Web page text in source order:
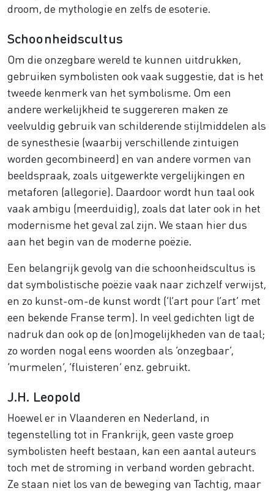
droom, de mythologie en zelfs de esoterie.
Schoonheidscultus
Om die onzegbare wereld te kunnen uitdrukken,
gebruiken symbolisten ook vaak suggestie, dat is het
tweede kenmerk van het symbolisme. Om een
andere werkelijkheid te suggereren maken ze
veelvuldig gebruik van schilderende stijlmiddelen als
de synesthesie (waarbij verschillende zintuigen
worden gecombineerd) en van andere vormen van
beeldspraak, zoals uitgewerkte vergelijkingen en
metaforen (allegorie). Daardoor wordt hun taal ook
vaak ambigu (meerduidig), zoals dat later ook in het
modernisme het geval zal zijn. We staan hier dus
aan het begin van de moderne poëzie.
Een belangrijk gevolg van die schoonheidscultus is
dat symbolistische poëzie vaak naar zichzelf verwijst,
en zo kunst-om-de kunst wordt (‘l’art pour l’art’ met
een bekende Franse term). In veel gedichten ligt de
nadruk dan ook op de (on)mogelijkheden van de taal;
zo worden nogal eens woorden als ‘onzegbaar’,
‘murmelen’, ‘fluisteren’ enz. gebruikt.
J.H. Leopold
Hoewel er in Vlaanderen en Nederland, in
tegenstelling tot in Frankrijk, geen vaste groep
symbolisten heeft bestaan, kan een aantal auteurs
toch met de stroming in verband worden gebracht.
Ze staan niet los van de beweging van Tachtig, maar